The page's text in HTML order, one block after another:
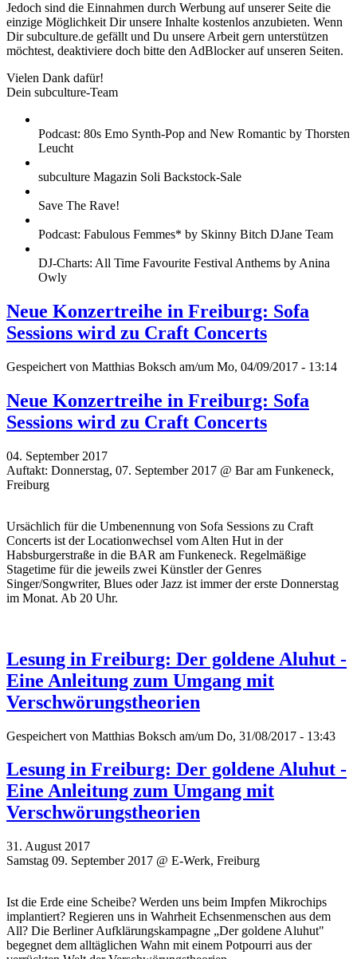
Jedoch sind die Einnahmen durch Werbung auf unserer Seite die
einzige Möglichkeit Dir unsere Inhalte kostenlos anzubieten. Wenn
Dir subculture.de gefällt und Du unsere Arbeit gern unterstützen
möchtest, deaktiviere doch bitte den AdBlocker auf unseren Seiten.
Vielen Dank dafür!
Dein subculture-Team
Podcast: 80s Emo Synth-Pop and New Romantic by Thorsten
Leucht
subculture Magazin Soli Backstock-Sale
Save The Rave!
Podcast: Fabulous Femmes* by Skinny Bitch DJane Team
DJ-Charts: All Time Favourite Festival Anthems by Anina
Owly
Neue Konzertreihe in Freiburg: Sofa
Sessions wird zu Craft Concerts
Gespeichert von Matthias Boksch am/um Mo, 04/09/2017 - 13:14
Neue Konzertreihe in Freiburg: Sofa
Sessions wird zu Craft Concerts
04. September 2017
Auftakt: Donnerstag, 07. September 2017 @ Bar am Funkeneck,
Freiburg
Ursächlich für die Umbenennung von Sofa Sessions zu Craft
Concerts ist der Locationwechsel vom Alten Hut in der
Habsburgerstraße in die BAR am Funkeneck. Regelmäßige
Stagetime für die jeweils zwei Künstler der Genres
Singer/Songwriter, Blues oder Jazz ist immer der erste Donnerstag
im Monat. Ab 20 Uhr.
Lesung in Freiburg: Der goldene Aluhut -
Eine Anleitung zum Umgang mit
Verschwörungstheorien
Gespeichert von Matthias Boksch am/um Do, 31/08/2017 - 13:43
Lesung in Freiburg: Der goldene Aluhut -
Eine Anleitung zum Umgang mit
Verschwörungstheorien
31. August 2017
Samstag 09. September 2017 @ E-Werk, Freiburg
Ist die Erde eine Scheibe? Werden uns beim Impfen Mikrochips
implantiert? Regieren uns in Wahrheit Echsenmenschen aus dem
All? Die Berliner Aufklärungskampagne „Der goldene Aluhut"
begegnet dem alltäglichen Wahn mit einem Potpourri aus der